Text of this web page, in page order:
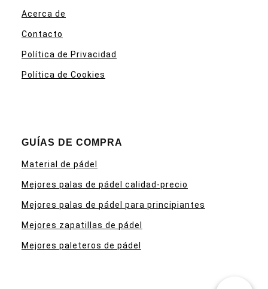
Acerca de
Contacto
Política de Privacidad
Política de Cookies
GUÍAS DE COMPRA
Material de pádel
Mejores palas de pádel calidad-precio
Mejores palas de pádel para principiantes
Mejores zapatillas de pádel
Mejores paleteros de pádel